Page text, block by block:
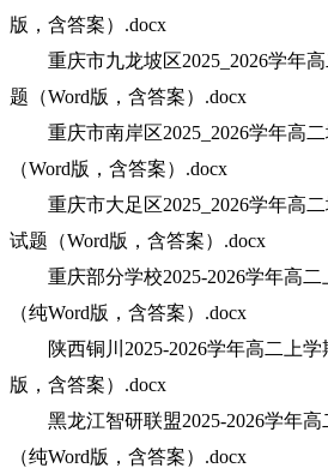
版，含答案）.docx
重庆市九龙坡区2025_2026学年高
题（Word版，含答案）.docx
重庆市南岸区2025_2026学年高二
（Word版，含答案）.docx
重庆市大足区2025_2026学年高二
试题（Word版，含答案）.docx
重庆部分学校2025-2026学年高二
（纯Word版，含答案）.docx
陕西铜川2025-2026学年高二上学
版，含答案）.docx
黑龙江智研联盟2025-2026学年高
（纯Word版，含答案）.docx